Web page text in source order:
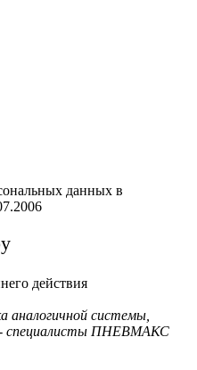
данных в
действия
аналогичной системы,
- специалисты ПНЕВМАКС